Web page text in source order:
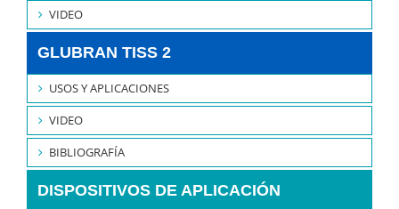
VIDEO
GLUBRAN TISS 2
USOS Y APLICACIONES
VIDEO
BIBLIOGRAFÍA
DISPOSITIVOS DE APLICACIÓN